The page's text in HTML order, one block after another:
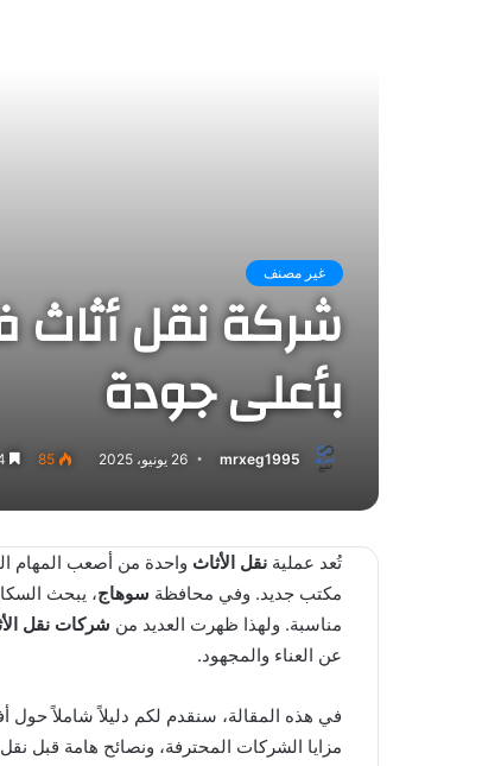
غير مصنف
شركة نقل
بأعلى جودة
mrxeg1995 26 يونيو، 2025 85
تُعد عملية نقل الأثاث واحدة من أصعب المهام
مكتب جديد. وفي محافظة سوهاج، يبحث
مناسبة. ولهذا ظهرت العديد من شركات نقل
عن العناء والمجهود.
في هذه المقالة، سنقدم لكم دليلاً شاملاً
مزايا الشركات المحترفة، ونصائح هامة قبل